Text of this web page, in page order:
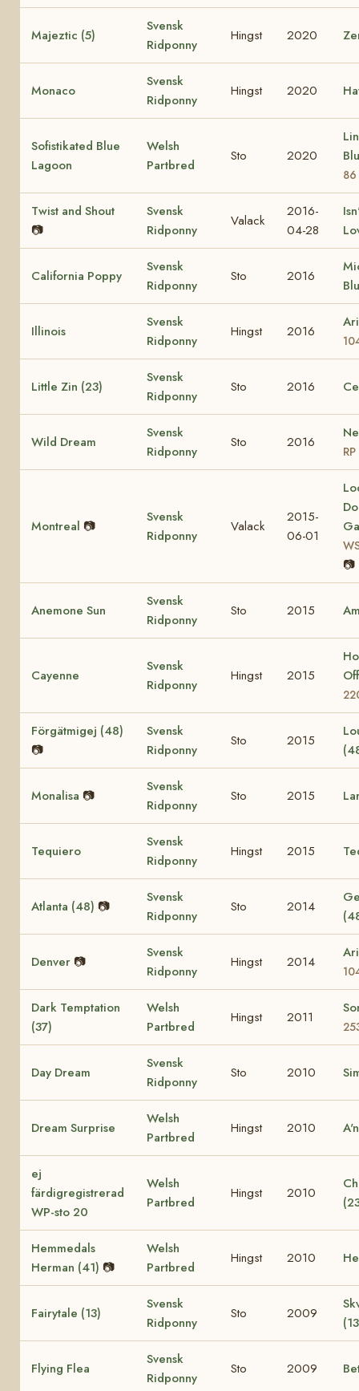
Majeztic (5)
Svensk
Ridponny
Hingst 2020
Monaco
Svensk
Ridponny
Hingst 2020
Sofistikated Blue
Lagoon
Welsh
Partbred
Sto 2020
86
Twist and Shout
📷
Svensk
Ridponny
Valack
2016-
04-28
California Poppy
Svensk
Ridponny
Sto 2016
Illinois
Svensk
Ridponny
Hingst 2016
Little Zin (23)
Svensk
Ridponny
Sto 2016
Wild Dream
Svensk
Ridponny
Sto 2016
Montreal 📷
Svensk
Ridponny
Valack
2015-
06-01
📷
Anemone Sun
Svensk
Ridponny
Sto 2015
Cayenne
Svensk
Ridponny
Hingst 2015
Förgätmigej (48)
📷
Svensk
Ridponny
Sto 2015
Monalisa 📷
Svensk
Ridponny
Sto 2015
Tequiero
Svensk
Ridponny
Hingst 2015
Atlanta (48) 📷
Svensk
Ridponny
Sto 2014
Denver 📷
Svensk
Ridponny
Hingst 2014
Dark Temptation
(37)
Welsh
Partbred
Hingst 2011
Day Dream
Svensk
Ridponny
Sto 2010
Dream Surprise
Welsh
Partbred
Hingst 2010
ej
färdigregistrerad
WP-sto 20
Welsh
Partbred
Hingst 2010
Hemmedals
Herman (41) 📷
Welsh
Partbred
Hingst 2010
Fairytale (13)
Svensk
Ridponny
Sto 2009
Flying Flea
Svensk
Ridponny
Sto 2009